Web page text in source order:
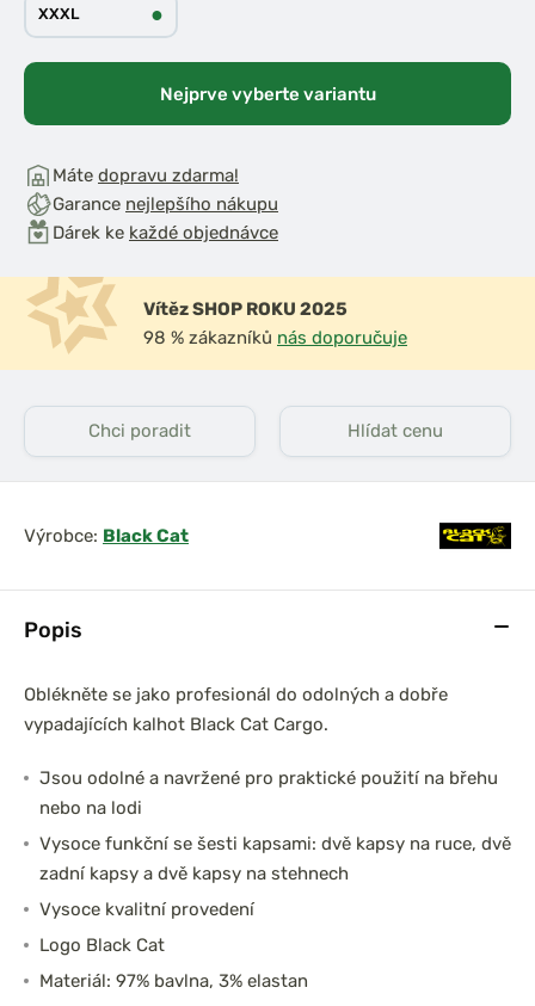
Popis
Oblékněte se jako profesionál do odolných a dobře
vypadajících kalhot Black Cat Cargo.
Jsou odolné a navržené pro praktické použití na břehu
nebo na lodi
Vysoce funkční se šesti kapsami: dvě kapsy na ruce, dvě
zadní kapsy a dvě kapsy na stehnech
Vysoce kvalitní provedení
Logo Black Cat
Materiál: 97% bavlna, 3% elastan
XXXL ●
Nejprve vyberte variantu
Máte dopravu zdarma!
Garance nejlepšího nákupu
Dárek ke každé objednávce
Vítěz SHOP ROKU 2025
98 % zákazníků nás doporučuje
Chci poradit Hlídat cenu
Výrobce: Black Cat